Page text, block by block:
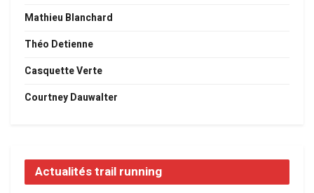
Mathieu Blanchard
Théo Detienne
Casquette Verte
Courtney Dauwalter
Actualités trail running